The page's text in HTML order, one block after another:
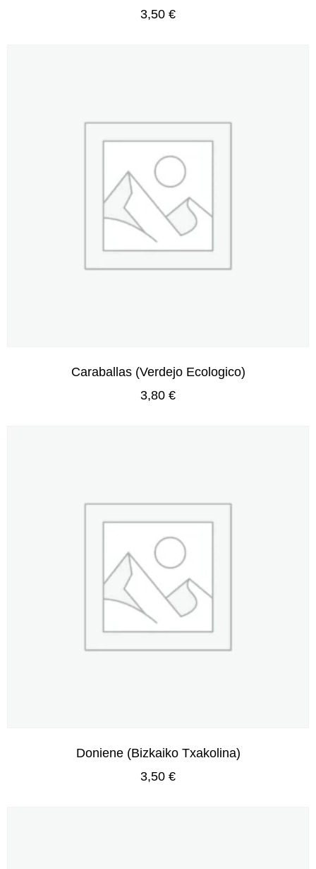
3,50 €
Caraballas (Verdejo Ecologico)
3,80 €
Doniene (Bizkaiko Txakolina)
3,50 €